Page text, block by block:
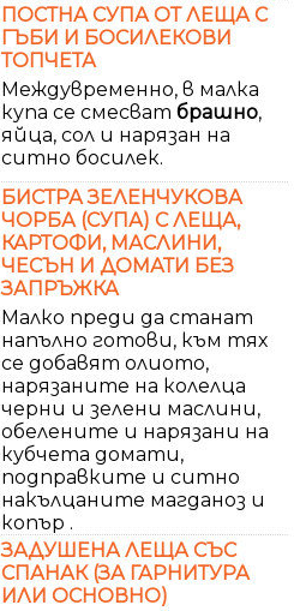
ПОСТНА СУПА ОТ ЛЕЩА С
ГЪБИ И БОСИЛЕКОВИ
ТОПЧЕТА
Междувременно, в малка
купа се смесват брашно,
яйца, сол и нарязан на
ситно босилек.
БИСТРА ЗЕЛЕНЧУКОВА
ЧОРБА (СУПА) С ЛЕЩА,
КАРТОФИ, МАСЛИНИ,
ЧЕСЪН И ДОМАТИ БЕЗ
ЗАПРЪЖКА
Малко преди да станат
напълно готови, към тях
се добавят олиото,
нарязаните на колелца
черни и зелени маслини,
обелените и нарязани на
кубчета домати,
подправките и ситно
накълцаните магданоз и
копър .
ЗАДУШЕНА ЛЕЩА СЪС
СПАНАК (ЗА ГАРНИТУРА
ИЛИ ОСНОВНО)